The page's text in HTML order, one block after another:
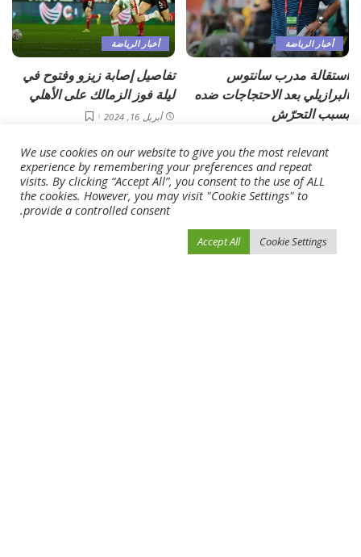
أخبار الرياضة
استقالة مدرب سانتوس
البرازيلي بعد الاحتجاجات ضده
بسبب التحرّش
أخبار الرياضة
تفاصيل إصابة زيزو وفتوح في
ليلة فوز الزمالك على الأهلي
أبريل 16, 2024
Load More
فيفو نيوز>
Blog
>أخبار الرياضة>المهيري يخطف الأضواء في بطولة دبي لصيد الأسماك
We use cookies on our website to give you the most relevant
experience by remembering your preferences and repeat
visits. By clicking “Accept All”, you consent to the use of ALL
the cookies. However, you may visit "Cookie Settings" to
provide a controlled consent.
Cookie Settings
Accept All